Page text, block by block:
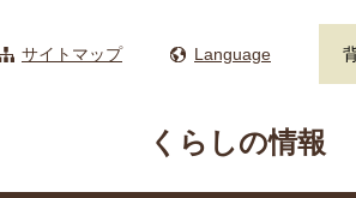
サイトマップ Language
くらしの情報